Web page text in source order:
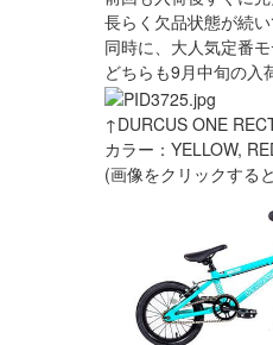
長らく欠品状態が続
同時に、大人気定番
どちらも9月中旬の入
↑DURCUS ONE
カラー：YELLOW,
(画像をクリックする